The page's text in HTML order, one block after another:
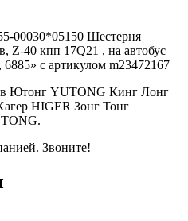
00030*05150 Шестерня
Z-40 кпп 17Q21 , на автобус
6885» с артикулом m23472167
Ютонг YUTONG Кинг Лонг
HIGER Зонг Тонг
Звоните!